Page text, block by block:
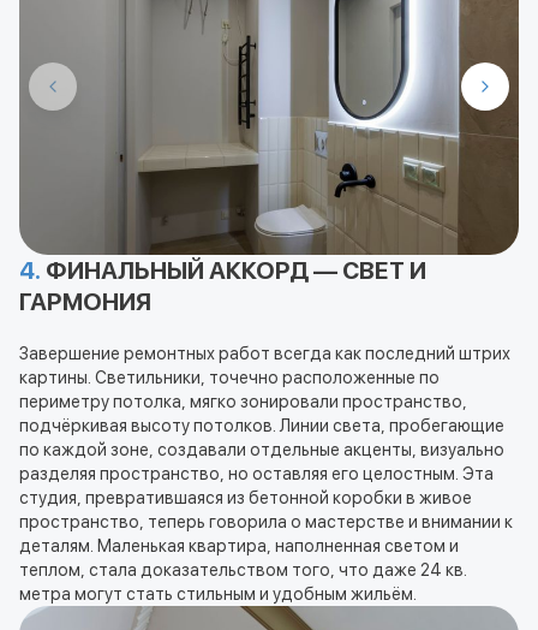
4. ФИНАЛЬНЫЙ АККОРД — СВЕТ И
ГАРМОНИЯ
Завершение ремонтных работ всегда как последний штрих
картины. Светильники, точечно расположенные по
периметру потолка, мягко зонировали пространство,
подчёркивая высоту потолков. Линии света, пробегающие
по каждой зоне, создавали отдельные акценты, визуально
разделяя пространство, но оставляя его целостным. Эта
студия, превратившаяся из бетонной коробки в живое
пространство, теперь говорила о мастерстве и внимании к
деталям. Маленькая квартира, наполненная светом и
теплом, стала доказательством того, что даже 24 кв.
метра могут стать стильным и удобным жильём.